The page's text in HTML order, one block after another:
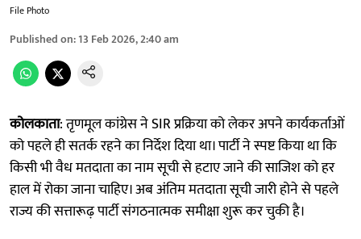
File Photo
Published on:13 Feb 2026, 2:40 am
कोलकाता: तृणमूल कांग्रेस ने SIR प्रक्रिया को लेकर अपने कार्यकर्ताओं
को पहले ही सतर्क रहने का निर्देश दिया था। पार्टी ने स्पष्ट किया था कि
किसी भी वैध मतदाता का नाम सूची से हटाए जाने की साजिश को हर
हाल में रोका जाना चाहिए। अब अंतिम मतदाता सूची जारी होने से पहले
राज्य की सत्तारूढ़ पार्टी संगठनात्मक समीक्षा शुरू कर चुकी है।